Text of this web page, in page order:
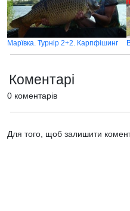
Марївка. Турнір 2+2. Карпфішинг
Коментарі
0 коментарів
Для того, щоб залишити